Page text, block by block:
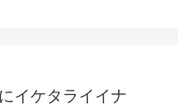
イケタライイナ